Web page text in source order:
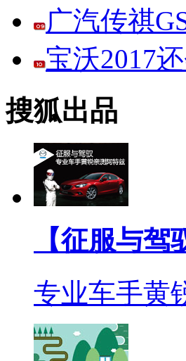
广汽传祺
宝沃2017
搜狐出品
【征服与驾
专业车手黄